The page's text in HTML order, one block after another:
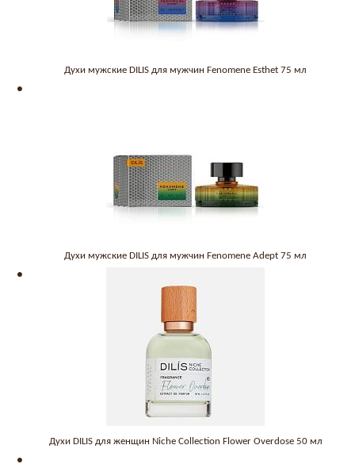
Духи мужские DILIS для мужчин Fenomene Esthet 75 мл
Духи мужские DILIS для мужчин Fenomene Adept 75 мл
Духи DILIS для женщин Niche Collection Flower Overdose 50 мл